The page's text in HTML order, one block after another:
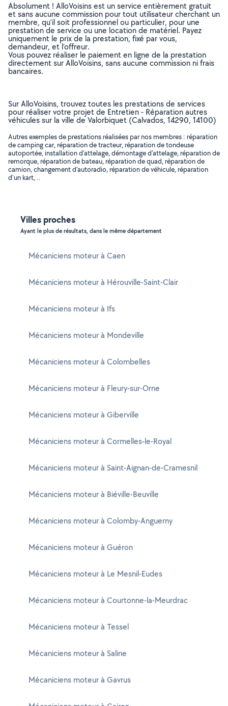
Absolument ! AlloVoisins est un service entièrement gratuit
et sans aucune commission pour tout utilisateur cherchant un
membre, qu’il soit professionnel ou particulier, pour une
prestation de service ou une location de matériel. Payez
uniquement le prix de la prestation, fixé par vous,
demandeur, et l’offreur.
Vous pouvez réaliser le paiement en ligne de la prestation
directement sur AlloVoisins, sans aucune commission ni frais
bancaires.
Sur AlloVoisins, trouvez toutes les prestations de services
pour réaliser votre projet de Entretien - Réparation autres
véhicules sur la ville de Valorbiquet (Calvados, 14290, 14100)
Autres exemples de prestations réalisées par nos membres : réparation
de camping car, réparation de tracteur, réparation de tondeuse
autoportée, installation d'attelage, démontage d'attelage, réparation de
remorque, réparation de bateau, réparation de quad, réparation de
camion, changement d'autoradio, réparation de véhicule, réparation
d'un kart, ..
Villes proches
Ayant le plus de résultats, dans le même département
Mécaniciens moteur à Caen
Mécaniciens moteur à Hérouville-Saint-Clair
Mécaniciens moteur à Ifs
Mécaniciens moteur à Mondeville
Mécaniciens moteur à Colombelles
Mécaniciens moteur à Fleury-sur-Orne
Mécaniciens moteur à Giberville
Mécaniciens moteur à Cormelles-le-Royal
Mécaniciens moteur à Saint-Aignan-de-Cramesnil
Mécaniciens moteur à Biéville-Beuville
Mécaniciens moteur à Colomby-Anguerny
Mécaniciens moteur à Guéron
Mécaniciens moteur à Le Mesnil-Eudes
Mécaniciens moteur à Courtonne-la-Meurdrac
Mécaniciens moteur à Tessel
Mécaniciens moteur à Saline
Mécaniciens moteur à Gavrus